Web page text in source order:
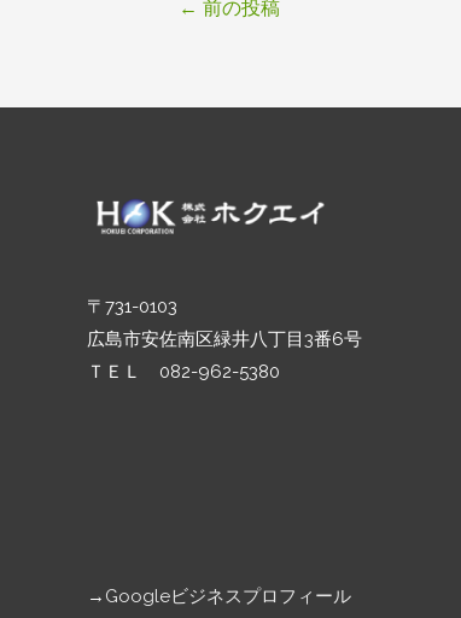
← 前の投稿
〒731-0103
広島市安佐南区緑井八丁目3番6号
ＴＥＬ 082-962-5380
→ Googleビジネスプロフィール